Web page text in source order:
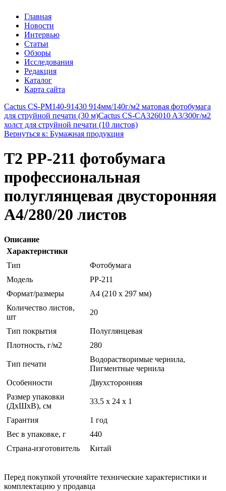
Главная
Новости
Интервью
Статьи
Обзоры
Исследования
Редакция
Каталог
Карта сайта
Cactus CS-PM140-91430 914мм/140г/м2 матовая фотобумага
для струйной печати (30 м)Cactus CS-СA326010 A3/300г/м2
холст для струйной печати (10 листов)
Вернуться к: Бумажная продукция
T2 PP-211 фотобумага
профессиональная
полуглянцевая двусторонняя
А4/280/20 листов
Описание
Характеристики
Тип
Фотобумага
Модель
PP-211
Формат/размеры
A4 (210 x 297 мм)
Количество листов,
шт
20
Тип покрытия
Полуглянцевая
Плотность, г/м2
280
Тип печати
Водорастворимые чернила,
Пигментные чернила
Особенности
Двухсторонняя
Размер упаковки
(ДхШхВ), см
33.5 x 24 x 1
Гарантия
1 год
Вес в упаковке, г
440
Страна-изготовитель
Китай
Перед покупкой уточняйте технические характеристики и
комплектацию у продавца